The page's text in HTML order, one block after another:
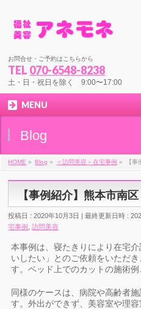
お問合せ・ご予約はこちらから
TEL 070-6548-8238
土・日・祝日を除く 9:00〜17:00
MENU
Blog
HOME » Blog » ＜訪問美容＞在宅事例 » 【
【事例紹介】熊本市
投稿日 : 2020年10月3日 最終更新日時 :
宅事例 ,訪問美容
本事例は、寝たきりにより在宅
いしたい」とのご依頼をいただ
す。ベッド上でのカットの施術例
同様のケースは、病院や高齢者
す。外出ができず、美容室や理